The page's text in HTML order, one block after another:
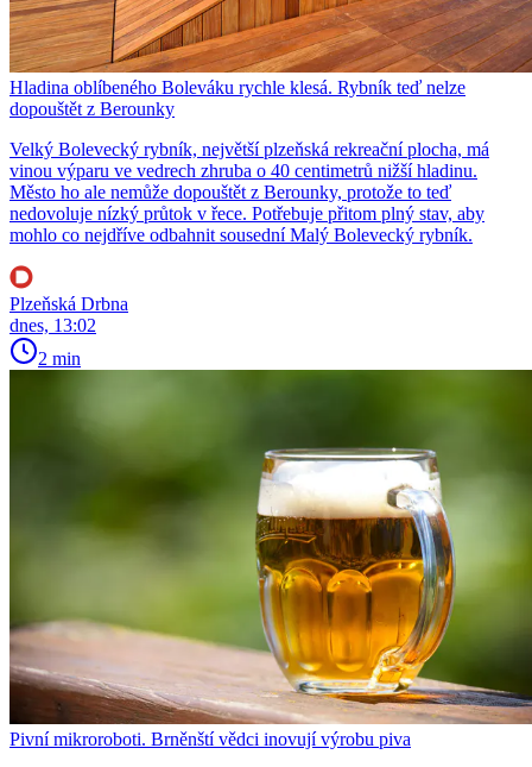
Hladina oblíbeného Boleváku rychle klesá. Rybník teď nelze
dopouštět z Berounky
Velký Bolevecký rybník, největší plzeňská rekreační plocha, má
vinou výparu ve vedrech zhruba o 40 centimetrů nižší hladinu.
Město ho ale nemůže dopouštět z Berounky, protože to teď
nedovoluje nízký průtok v řece. Potřebuje přitom plný stav, aby
mohlo co nejdříve odbahnit sousední Malý Bolevecký rybník.
Plzeňská Drbna
dnes, 13:02
2 min
Pivní mikroroboti. Brněnští vědci inovují výrobu piva